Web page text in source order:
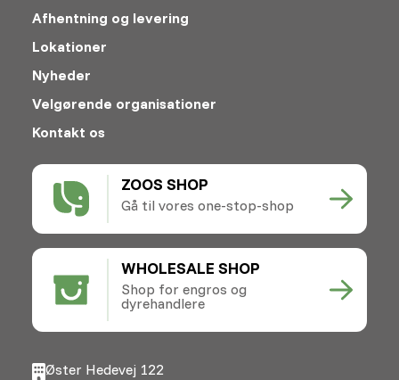
ZOOS SHOP
Gå til vores one-stop-shop
WHOLESALE SHOP
Shop for engros og
dyrehandlere
Afhentning og levering
Lokationer
Nyheder
Velgørende organisationer
Kontakt os
Øster Hedevej 122